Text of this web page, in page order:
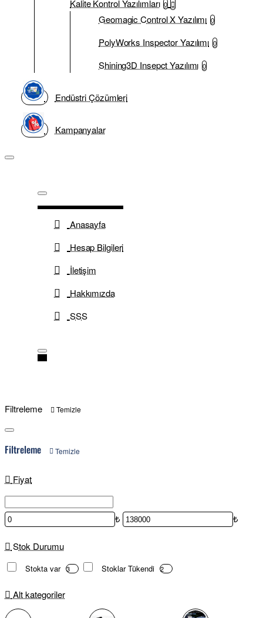
Kalite Kontrol Yazılımları 0
Geomagic Control X Yazılımı 0
PolyWorks Inspector Yazılımı 0
Shining3D Insepct Yazılımı 0
Endüstri Çözümleri
Kampanyalar
Anasayfa
Hesap Bilgileri
İletişim
Hakkımızda
SSS
Filtreleme Temizle
Filtreleme Temizle
Fiyat
₺ ₺
Stok Durumu
Stokta var 3 Stoklar Tükendi 2
Alt kategoriler